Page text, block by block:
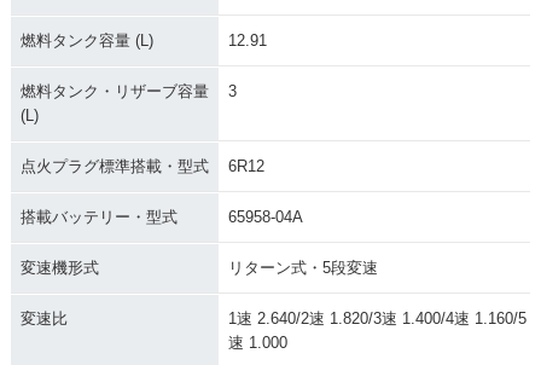
燃料タンク容量 (L) 12.91
燃料タンク・リザーブ容量
(L)
3
点火プラグ標準搭載・型式 6R12
搭載バッテリー・型式 65958-04A
変速機形式 リターン式・5段変速
変速比
1速 2.640/2速 1.820/3速 1.400/4速 1.160/5
速 1.000